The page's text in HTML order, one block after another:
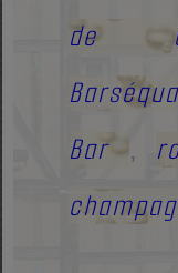
de
Bar
,